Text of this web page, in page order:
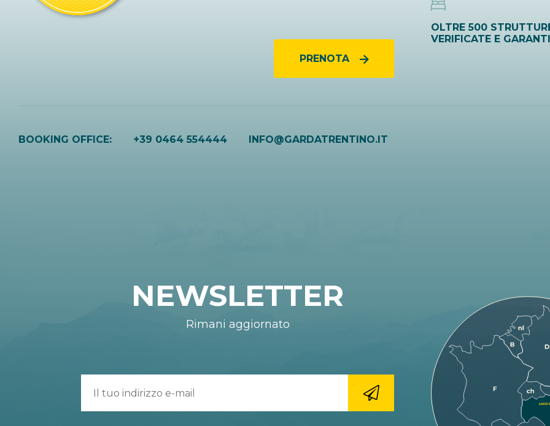
PRENOTA
OLTRE 500
VERIFICATE E
BOOKING OFFICE: +39 0464 554444 INFO@GARDATRENTINO.IT
NEWSLETTER
Rimani aggiornato